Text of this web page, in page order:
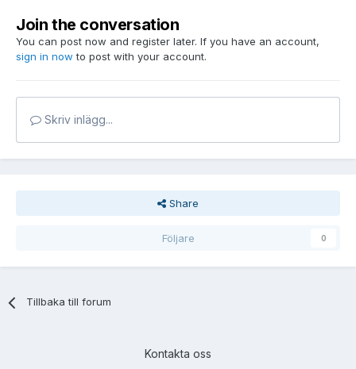
Join the conversation
You can post now and register later. If you have an account,
sign in now to post with your account.
Skriv inlägg...
Share
Följare 0
Tillbaka till forum
Kontakta oss